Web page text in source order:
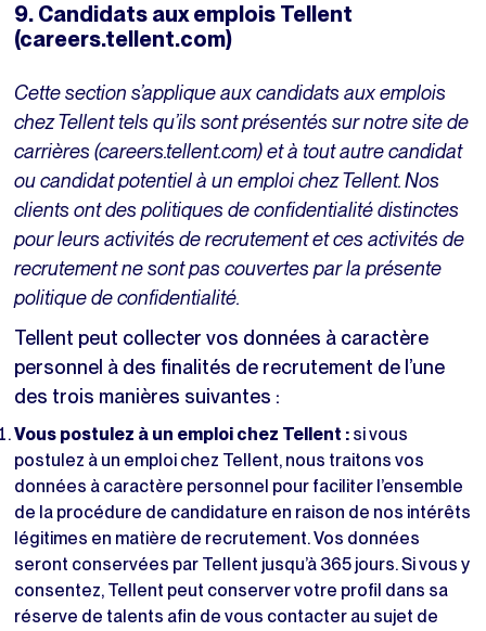
9. Candidats aux emplois Tellent
(careers.tellent.com)
Cette section s’applique aux candidats aux emplois
chez Tellent tels qu’ils sont présentés sur notre site de
carrières (careers.tellent.com) et à tout autre candidat
ou candidat potentiel à un emploi chez Tellent. Nos
clients ont des politiques de confidentialité distinctes
pour leurs activités de recrutement et ces activités de
recrutement ne sont pas couvertes par la présente
politique de confidentialité.
Tellent peut collecter vos données à caractère
personnel à des finalités de recrutement de l’une
des trois manières suivantes :
Vous postulez à un emploi chez Tellent : si vous
postulez à un emploi chez Tellent, nous traitons vos
données à caractère personnel pour faciliter l’ensemble
de la procédure de candidature en raison de nos intérêts
légitimes en matière de recrutement. Vos données
seront conservées par Tellent jusqu’à 365 jours. Si vous y
consentez, Tellent peut conserver votre profil dans sa
réserve de talents afin de vous contacter au sujet de